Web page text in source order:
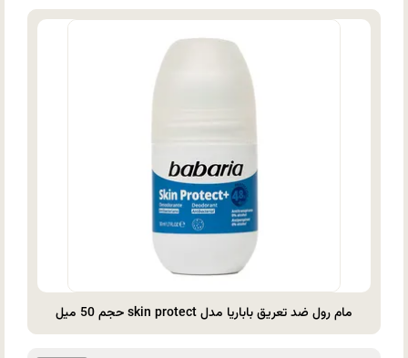
مام رول ضد تعریق باباریا مدل skin protect حجم 50 میل